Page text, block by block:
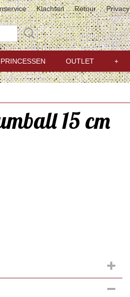
Klachten Retour Privacy
OUTLET +
15 cm